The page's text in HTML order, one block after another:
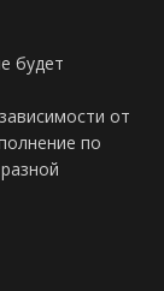
будет
от
по